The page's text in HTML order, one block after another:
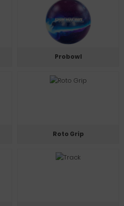
Probowl
Roto Grip